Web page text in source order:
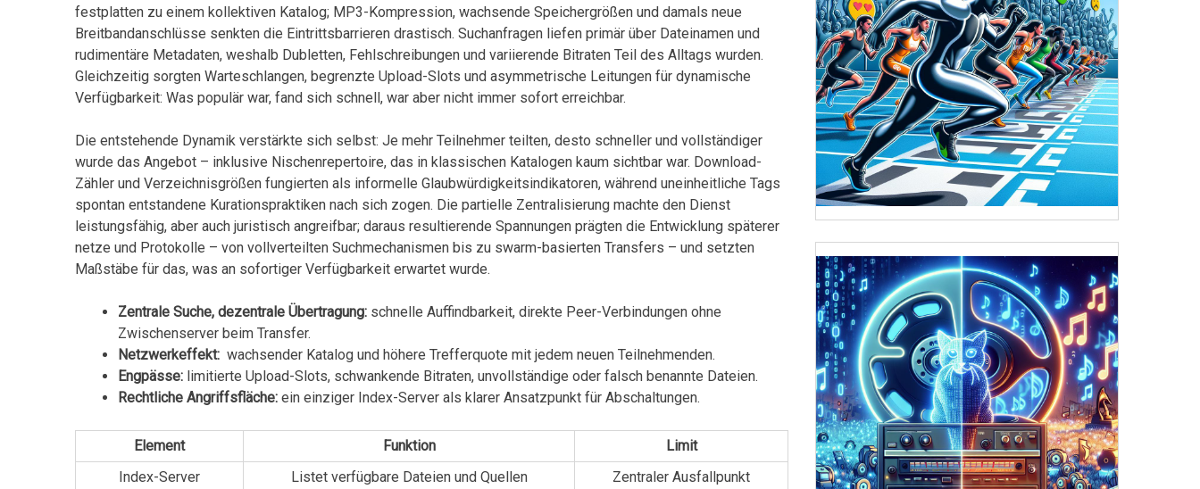
⁤festplatten zu einem kollektiven⁢ Katalog; ‍MP3-Kompression, wachsende Speichergrößen und​ damals neue
Breitbandanschlüsse senkten ‌die Eintrittsbarrieren drastisch. Suchanfragen liefen primär über Dateinamen und⁣
rudimentäre Metadaten, weshalb ‍Dubletten, Fehlschreibungen und variierende Bitraten Teil des Alltags wurden.
Gleichzeitig ⁣sorgten Warteschlangen,​ begrenzte⁣ Upload-Slots​ und asymmetrische Leitungen für dynamische⁤
Verfügbarkeit: Was‌ populär war, fand sich schnell, war ⁣aber nicht‌ immer sofort ​erreichbar.
Die entstehende Dynamik verstärkte sich selbst: Je mehr Teilnehmer teilten, desto schneller ‍und vollständiger
wurde ⁢das Angebot – inklusive⁢ Nischenrepertoire, das in klassischen Katalogen kaum sichtbar war. Download-
Zähler und Verzeichnisgrößen fungierten als informelle ‌Glaubwürdigkeitsindikatoren, während uneinheitliche Tags
spontan entstandene Kurationspraktiken nach sich zogen. Die partielle Zentralisierung machte den Dienst
leistungsfähig, aber auch juristisch angreifbar; daraus resultierende Spannungen prägten die Entwicklung ⁣späterer⁤
netze und Protokolle – von vollverteilten Suchmechanismen bis zu swarm-basierten Transfers – und‌ setzten
Maßstäbe für das,⁤ was ‍an sofortiger Verfügbarkeit erwartet wurde.
Zentrale Suche, dezentrale Übertragung: schnelle ‍Auffindbarkeit, direkte Peer-Verbindungen ohne
⁢Zwischenserver beim Transfer.
Netzwerkeffekt: ‍ wachsender Katalog und höhere Trefferquote mit⁣ jedem neuen Teilnehmenden.
Engpässe: limitierte⁣ Upload-Slots, schwankende Bitraten, unvollständige‍ oder falsch benannte Dateien.
Rechtliche Angriffsfläche: ⁤ein einziger⁤ Index-Server⁣ als klarer Ansatzpunkt für Abschaltungen.
Element Funktion
Limit
Index-Server
Listet verfügbare Dateien und Quellen Zentraler Ausfallpunkt